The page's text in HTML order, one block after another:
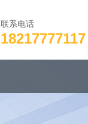
联系电话
18217777117